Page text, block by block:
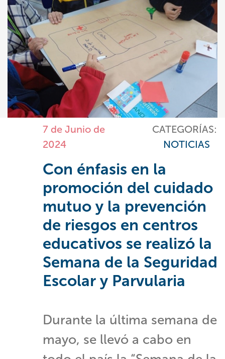
7 de Junio de
2024
CATEGORÍAS:
NOTICIAS
Con énfasis en la
promoción del cuidado
mutuo y la prevención
de riesgos en centros
educativos se realizó la
Semana de la Seguridad
Escolar y Parvularia
Durante la última semana de
mayo, se llevó a cabo en